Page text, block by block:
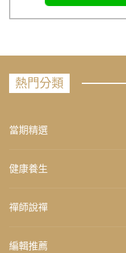
熱門分類
當期精選
健康養生
禪師說禪
編輯推薦